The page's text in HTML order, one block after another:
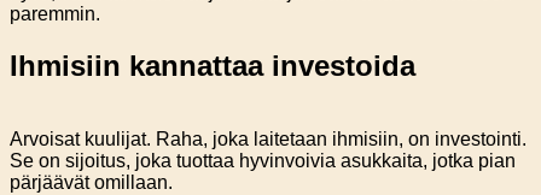
paremmin.
Ihmisiin kannattaa investoida
Arvoisat kuulijat. Raha, joka laitetaan ihmisiin, on investointi.
Se on sijoitus, joka tuottaa hyvinvoivia asukkaita, jotka pian
pärjäävät omillaan.